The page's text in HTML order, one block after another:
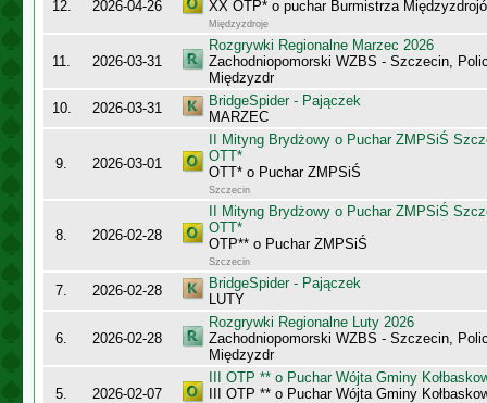
12. 2026-04-26
XX OTP* o puchar Burmistrza
Międzyzdroje
11. 2026-03-31
Rozgrywki Regionalne Marzec 2026
Zachodniopomorski WZBS - Szczecin,
Międzyzdr
10.
2026-03-31
BridgeSpider - Pajączek
MARZEC
9. 2026-03-01
II Mityng Brydżowy o Puchar ZMPSiŚ
OTT*
OTT* o Puchar ZMPSiŚ
Szczecin
8. 2026-02-28
II Mityng Brydżowy o Puchar ZMPSiŚ
OTT*
OTP** o Puchar ZMPSiŚ
Szczecin
7. 2026-02-28
BridgeSpider - Pajączek
LUTY
6. 2026-02-28
Rozgrywki Regionalne Luty 2026
Zachodniopomorski WZBS - Szczecin,
Międzyzdr
5. 2026-02-07
III OTP ** o Puchar Wójta Gminy
III OTP ** o Puchar Wójta Gminy